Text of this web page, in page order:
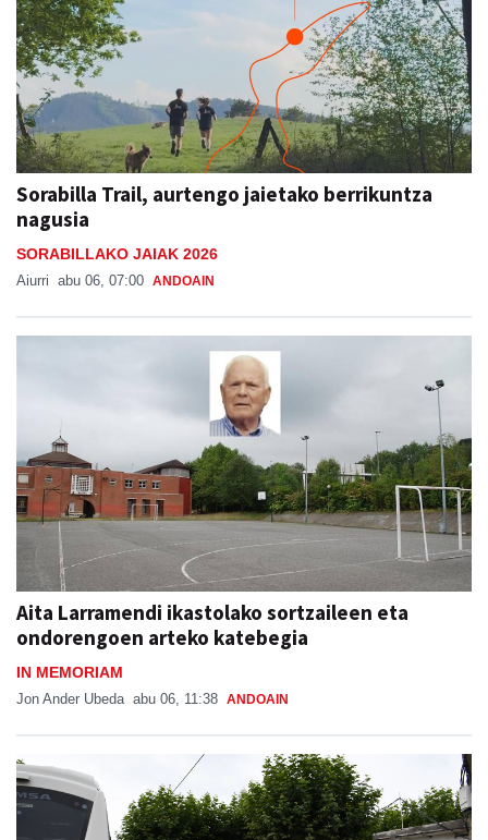
Sorabilla Trail, aurtengo jaietako berrikuntza
nagusia
SORABILLAKO JAIAK 2026
Aiurri abu 06, 07:00 ANDOAIN
Aita Larramendi ikastolako sortzaileen eta
ondorengoen arteko katebegia
IN MEMORIAM
Jon Ander Ubeda abu 06, 11:38 ANDOAIN